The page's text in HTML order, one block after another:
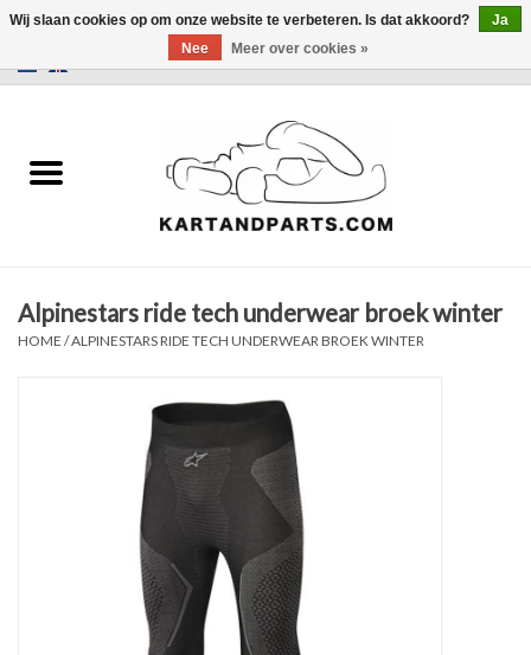
Sale
Kart Onderdelen
Kartbokjes en standaarden
Olie en smeermiddelen
Alpinestars ride tech underwear broek winter
HOME /ALPINESTARS RIDE TECH UNDERWEAR BROEK WINTER
Wij slaan cookies op om onze website te verbeteren. Is dat akkoord?
Ja
Nee
Meer over cookies »